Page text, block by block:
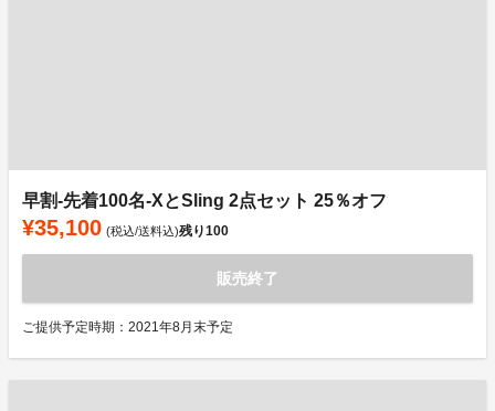
早割-先着100名-XとSling 2点セット 25％オフ
¥35,100 (税込/送料込)残り100
販売終了
ご提供予定時期：2021年8月末予定